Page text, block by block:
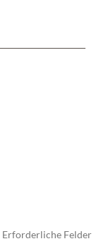
Erforderliche Felder